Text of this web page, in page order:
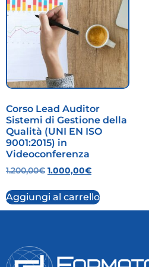
Corso Lead Auditor
Sistemi di Gestione della
Qualità (UNI EN ISO
9001:2015) in
Videoconferenza
1.200,00€ 1.000,00€
Aggiungi al carrello